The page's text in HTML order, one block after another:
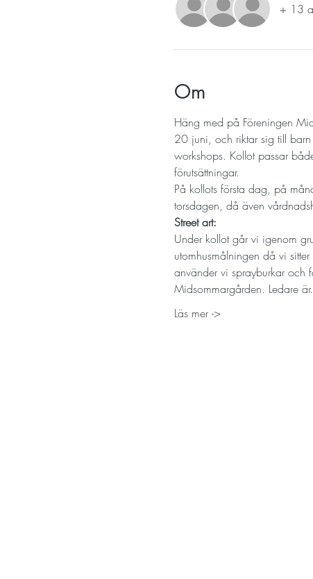
+ 13
Om
Häng med på Föreningen
20 juni, och riktar sig till
workshops. Kollot passar
förutsättningar.
På kollots första dag, på
torsdagen, då även
Street art:
Under kollot går vi igenom
utomhusmålningen då vi
använder vi sprayburkar och
Midsommargården. Ledare
Läs mer ->